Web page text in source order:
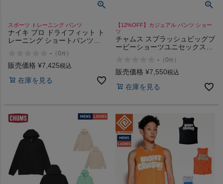
スポーツ トレーニング パンツ
ナイキ プロ ドライフィット ト
レーニング ショートパンツ
- （0件 ）
販売価格 ¥7,425税込
在庫を見る
【12%OFF】カジュアル パンツ ショー
ツ
チャムス スプラッシュビッグブ
ービーショーツユニセックス
- （0件 ）
販売価格 ¥7,550税込
在庫を見る